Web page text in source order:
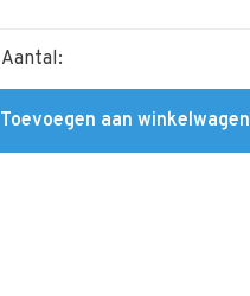
Aantal:
Toevoegen aan winkelwagen